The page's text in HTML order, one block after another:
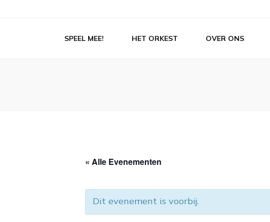
SPEEL MEE! HET ORKEST OVER ONS
« Alle Evenementen
Dit evenement is voorbij.